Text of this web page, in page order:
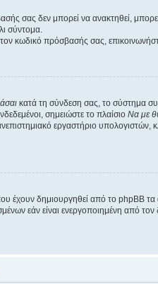
σας δεν μπορεί να ανακτηθεί,
σύντομα.
κωδικό πρόσβασής σας,
κατά τη σύνδεση σας, το σύστημα
σημειώστε το πλαίσιο Να με
εργαστήριο υπολογιστών,
έχουν δημιουργηθεί από το phpBB
εάν είναι ενεργοποιημένη από